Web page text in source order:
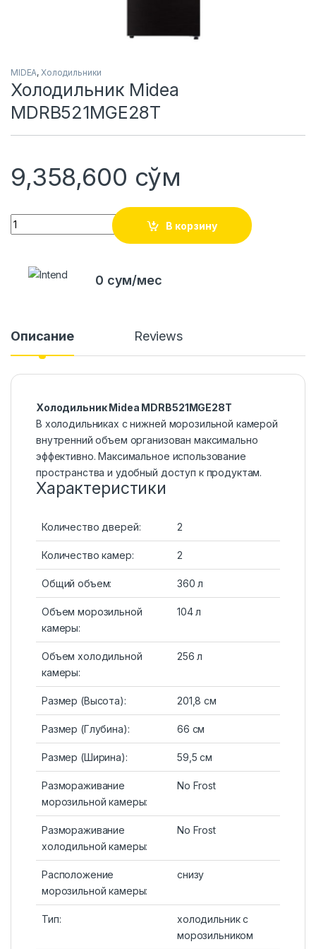
MIDEA,Холодильники
Холодильник Midea
MDRB521MGE28T
9,358,600 сўм
Quantity
В корзину
0 сум/мес
Описание Reviews
Холодильник Midea MDRB521MGE28T
В холодильниках с нижней морозильной камерой
внутренний объем организован максимально
эффективно. Максимальное использование
пространства и удобный доступ к продуктам.
Характеристики
Количество дверей: 2
Количество камер: 2
Общий объем: 360 л
Объем морозильной
камеры:
104 л
Объем холодильной
камеры:
256 л
Размер (Высота): 201,8 см
Размер (Глубина): 66 см
Размер (Ширина): 59,5 см
Размораживание
морозильной камеры:
No Frost
Размораживание
холодильной камеры:
No Frost
Расположение
морозильной камеры:
снизу
Тип:
холодильник с
морозильником